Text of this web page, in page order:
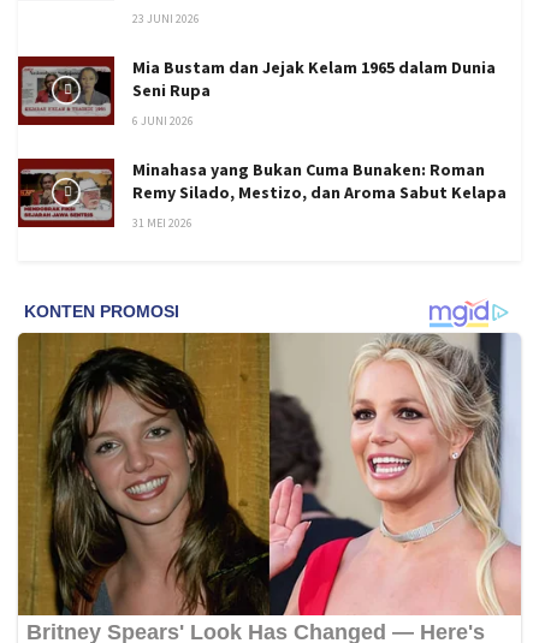
23 JUNI 2026
Mia Bustam dan Jejak Kelam 1965 dalam Dunia
Seni Rupa
6 JUNI 2026
Minahasa yang Bukan Cuma Bunaken: Roman
Remy Silado, Mestizo, dan Aroma Sabut Kelapa
31 MEI 2026